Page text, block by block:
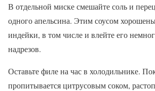
В отдельной миске смешайте соль и
одного апельсина. Этим соусом
индейки, в том числе и влейте его
надрезов.
Оставьте филе на час в холодильнике.
пропитывается цитрусовым соком,